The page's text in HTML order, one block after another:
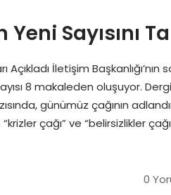
Sayısını
İletişim
8 makaleden oluşuyor.
günümüz çağının
çağı” ve “belirsizlikler
0